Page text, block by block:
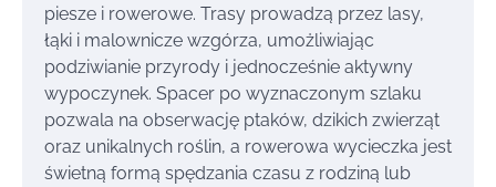
piesze i rowerowe. Trasy prowadzą przez lasy,
łąki i malownicze wzgórza, umożliwiając
podziwianie przyrody i jednocześnie aktywny
wypoczynek. Spacer po wyznaczonym szlaku
pozwala na obserwację ptaków, dzikich zwierząt
oraz unikalnych roślin, a rowerowa wycieczka jest
świetną formą spędzania czasu z rodziną lub